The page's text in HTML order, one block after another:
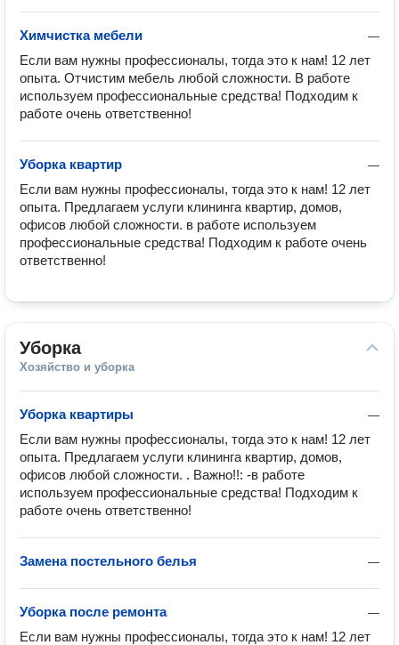
—
Химчистка мебели
Если вам нужны профессионалы, тогда это к нам! 12 лет
опыта. Отчистим мебель любой сложности. В работе
используем профессиональные средства! Подходим к
работе очень ответственно!
—
Уборка квартир
Если вам нужны профессионалы, тогда это к нам! 12 лет
опыта. Предлагаем услуги клининга квартир, домов,
офисов любой сложности. в работе используем
профессиональные средства! Подходим к работе очень
ответственно!
Уборка
Хозяйство и уборка
—
Уборка квартиры
Если вам нужны профессионалы, тогда это к нам! 12 лет
опыта. Предлагаем услуги клининга квартир, домов,
офисов любой сложности. . Важно!!: -в работе
используем профессиональные средства! Подходим к
работе очень ответственно!
—
Замена постельного белья
—
Уборка после ремонта
Если вам нужны профессионалы, тогда это к нам! 12 лет